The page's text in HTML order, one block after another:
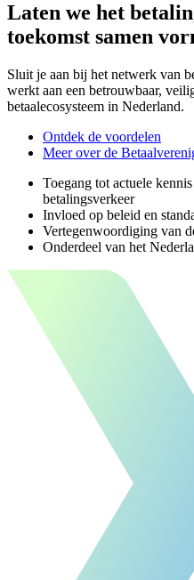
Laten we het
toekomst samen
Sluit je aan bij het netwerk van
werkt aan een betrouwbaar,
betaalecosysteem in Nederland.
Ontdek de voordelen
Meer over de
Toegang tot actuele
betalingsverkeer
Invloed op beleid en
Vertegenwoordiging van
Onderdeel van het